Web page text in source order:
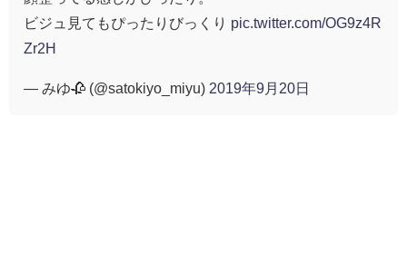
ビジュ見てもぴったりびっくり pic.twitter.com/OG9z4R
Zr2H
— みゆ🥀 (@satokiyo_miyu) 2019年9月20日